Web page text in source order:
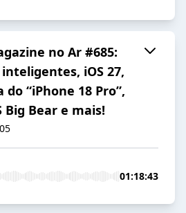
no Ar #685:
iOS 27,
do “iPhone 18 Pro”,
Big Bear e mais!
01:18:43